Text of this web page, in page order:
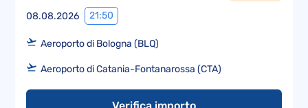
08.08.2026 21:50
Aeroporto di Bologna (BLQ)
Aeroporto di Catania-Fontanarossa (CTA)